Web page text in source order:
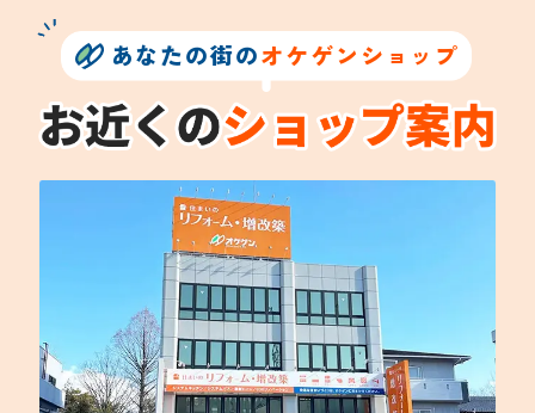
あなたの街のオケゲンショップ